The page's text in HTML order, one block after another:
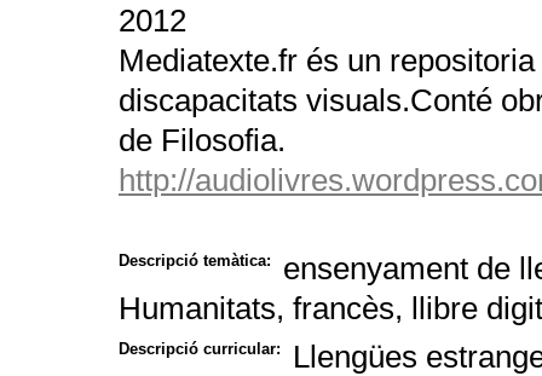
2012
Mediatexte.fr és un
discapacitats visuals.Conté
de Filosofia.
http://
Descripció temàtica:
ensenyament de
Humanitats, francès, llibre
Descripció curricular:
Llengües